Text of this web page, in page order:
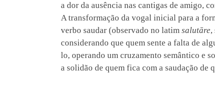
a dor da ausência nas cantigas de amigo,
A transformação da vogal inicial para a
verbo saudar (observado no latim salutāre,
considerando que quem sente a falta de
lo, operando um cruzamento semântico e
a solidão de quem fica com a saudação de